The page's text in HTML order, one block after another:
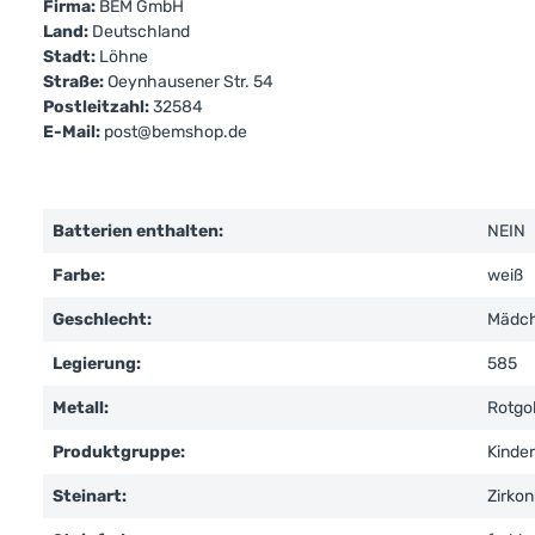
Firma: BEM GmbH
Land: Deutschland
Stadt: Löhne
Straße:Oeynhausener Str. 54
Postleitzahl:32584
E-Mail: post@bemshop.de
Batterien enthalten: NEIN
Farbe: weiß
Geschlecht:
Legierung: 585
Metall:
Produktgruppe:
Steinart: